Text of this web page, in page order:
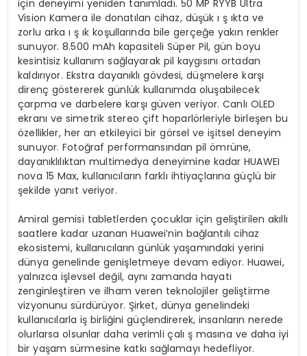
için deneyimi yeniden tanımladı. 50 MP RYYB Ultra
Vision Kamera ile donatılan cihaz, düşük ı ş ıkta ve
zorlu arka ı ş ık koşullarında bile gerçeğe yakın renkler
sunuyor. 8.500 mAh kapasiteli Süper Pil, gün boyu
kesintisiz kullanım sağlayarak pil kaygısını ortadan
kaldırıyor. Ekstra dayanıklı gövdesi, düşmelere karşı
direnç göstererek günlük kullanımda oluşabilecek
çarpma ve darbelere karşı güven veriyor. Canlı OLED
ekranı ve simetrik stereo çift hoparlörleriyle birleşen bu
özellikler, her an etkileyici bir görsel ve işitsel deneyim
sunuyor. Fotoğraf performansından pil ömrüne,
dayanıklılıktan multimedya deneyimine kadar HUAWEI
nova 15 Max, kullanıcıların farklı ihtiyaçlarına güçlü bir
şekilde yanıt veriyor.
Amiral gemisi tabletlerden çocuklar için geliştirilen akıllı
saatlere kadar uzanan Huawei’nin bağlantılı cihaz
ekosistemi, kullanıcıların günlük yaşamındaki yerini
dünya genelinde genişletmeye devam ediyor. Huawei,
yalnızca işlevsel değil, aynı zamanda hayatı
zenginleştiren ve ilham veren teknolojiler geliştirme
vizyonunu sürdürüyor. Şirket, dünya genelindeki
kullanıcılarla iş birliğini güçlendirerek, insanların nerede
olurlarsa olsunlar daha verimli çalı ş masına ve daha iyi
bir yaşam sürmesine katkı sağlamayı hedefliyor.